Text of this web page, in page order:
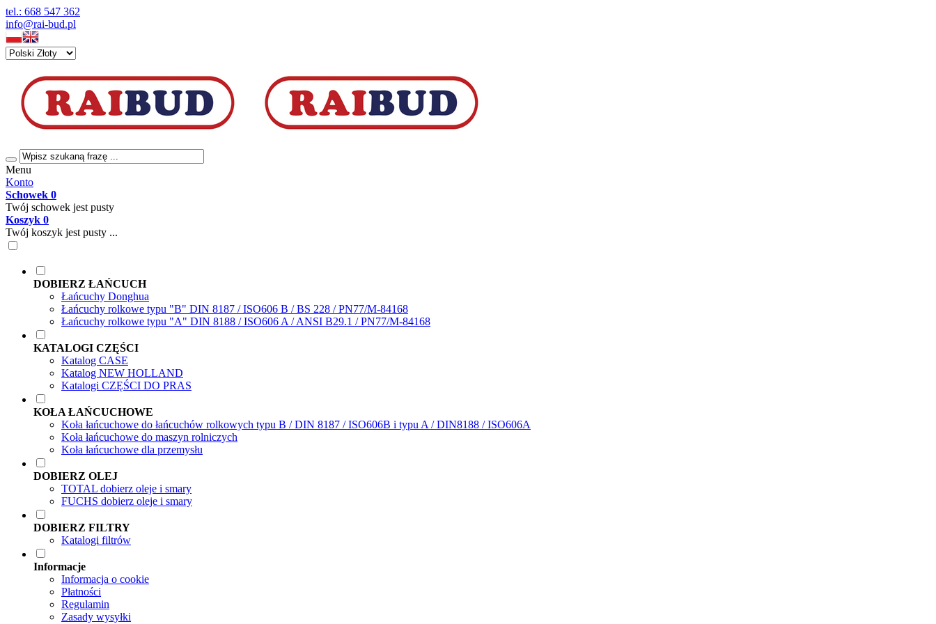
tel.: 668 547 362
info@rai-bud.pl
Menu
Konto
Schowek 0
Twój schowek jest pusty
Koszyk 0
Twój koszyk jest pusty ...
DOBIERZ ŁAŃCUCH
Łańcuchy Donghua
Łańcuchy rolkowe typu "B" DIN 8187 / ISO606 B / BS 228 / PN77/M-84168
Łańcuchy rolkowe typu "A" DIN 8188 / ISO606 A / ANSI B29.1 / PN77/M-84168
KATALOGI CZĘŚCI
Katalog CASE
Katalog NEW HOLLAND
Katalogi CZĘŚCI DO PRAS
KOŁA ŁAŃCUCHOWE
Koła łańcuchowe do łańcuchów rolkowych typu B / DIN 8187 / ISO606B i typu A / DIN8188 / ISO606A
Koła łańcuchowe do maszyn rolniczych
Koła łańcuchowe dla przemysłu
DOBIERZ OLEJ
TOTAL dobierz oleje i smary
FUCHS dobierz oleje i smary
DOBIERZ FILTRY
Katalogi filtrów
Informacje
Informacja o cookie
Płatności
Regulamin
Zasady wysyłki